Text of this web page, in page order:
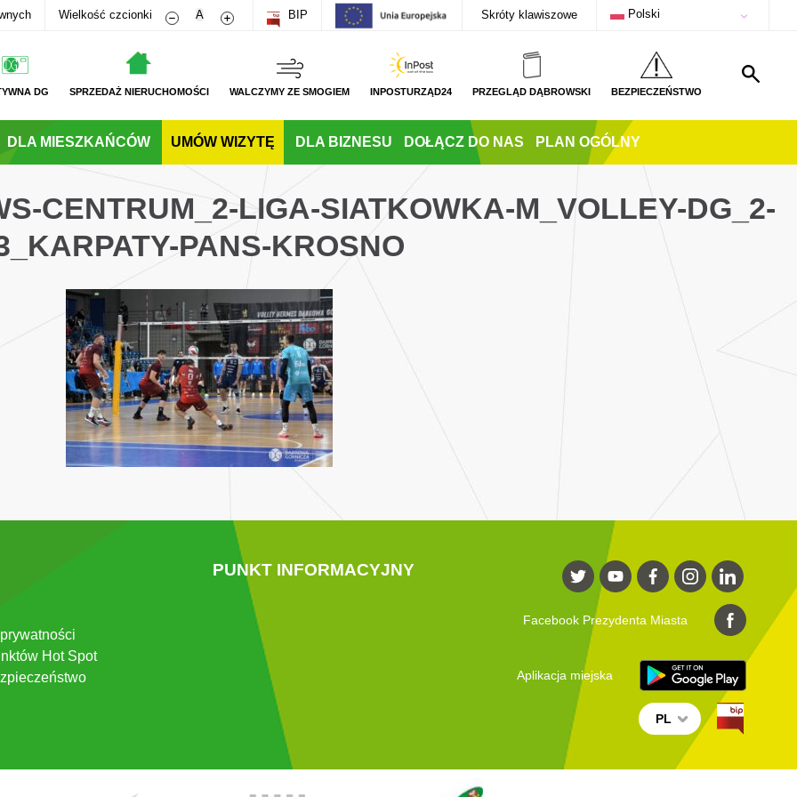
Wielkość czcionki Zmniejsz rozmiar czcionki
A Zwiększ rozmiar czcionki
BIP Skróty klawiszowe Polski
DG SPRZEDAŻ NIERUCHOMOŚCI WALCZYMY ZE SMOGIEM INPOSTURZĄD24 PRZEGLĄD DĄBROWSKI BEZPIECZEŃSTWO
DLA MIESZKAŃCÓW UMÓW WIZYTĘ DLA BIZNESU DOŁĄCZ DO NAS PLAN OGÓLNY
CENTRUM_2-LIGA-SIATKOWKA-M_VOLLEY-DG_2-
PANS-KROSNO
Hot Spot
PUNKT INFORMACYJNY
Facebook Prezydenta Miasta
Aplikacja miejska
PL